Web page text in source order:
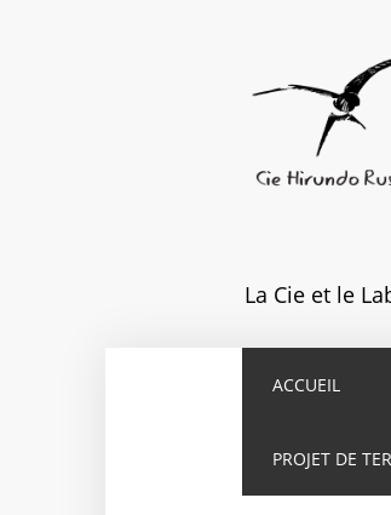
La Cie et le
ACCUEIL
PROJET DE